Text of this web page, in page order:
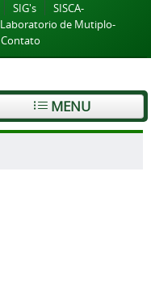
SIG's
SISCA-
Laboratorio de Mutiplo-
Contato
MENU